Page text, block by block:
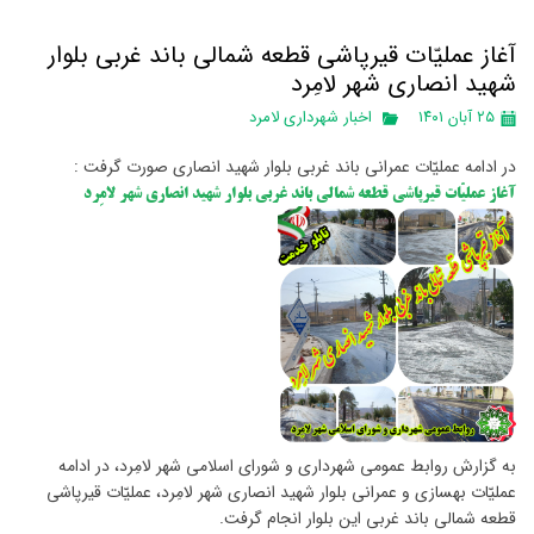
آغاز عملیّات قیرپاشی قطعه شمالی باند غربی بلوار
شهید انصاری شهر لامِرد
۲۵ آبان ۱۴۰۱ اخبار شهرداری لامرد
در ادامه عملیّات عمرانی باند غربی بلوار شهید انصاری صورت گرفت :
آغاز عملیّات قیرپاشی قطعه شمالی باند غربی بلوار شهید انصاری شهر لامِرد
به گزارش روابط عمومی شهرداری و شورای اسلامی شهر لامِرد، در ادامه
عملیّات بهسازی و عمرانی بلوار شهید انصاری شهر لامِرد، عملیّات قیرپاشی
قطعه شمالی باند غربی این بلوار انجام گرفت.